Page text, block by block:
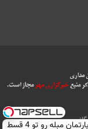
اجاره‌ قسطی ویلا! از کلبه تا آپارتمان مبله رو تو 4 قسط